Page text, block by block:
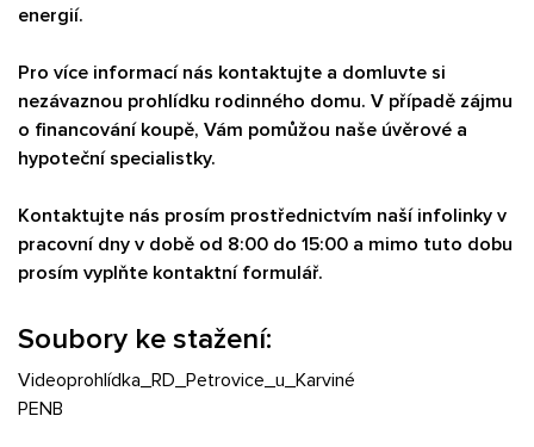
energií.
Pro více informací nás kontaktujte a domluvte si
nezávaznou prohlídku rodinného domu. V případě zájmu
o financování koupě, Vám pomůžou naše úvěrové a
hypoteční specialistky.
Kontaktujte nás prosím prostřednictvím naší infolinky v
pracovní dny v době od 8:00 do 15:00 a mimo tuto dobu
prosím vyplňte kontaktní formulář.
Soubory ke stažení:
Videoprohlídka_RD_Petrovice_u_Karviné
PENB